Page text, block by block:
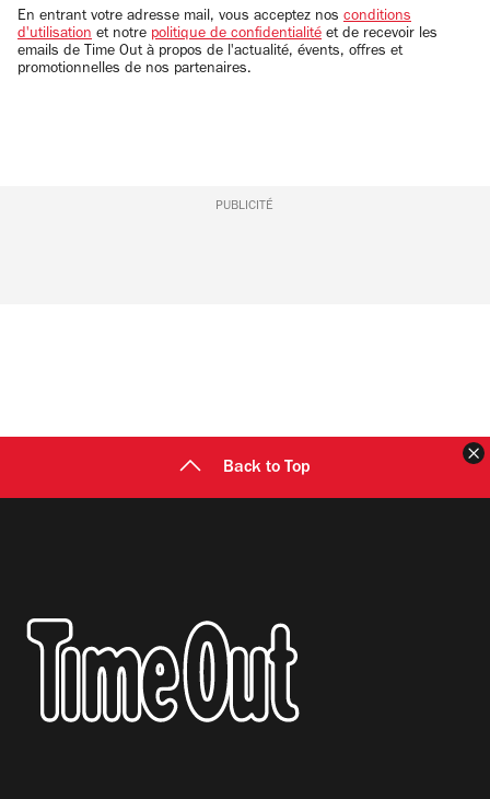
email
En entrant votre adresse mail, vous acceptez nos conditions
d'utilisation et notre politique de confidentialité et de recevoir les
emails de Time Out à propos de l'actualité, évents, offres et
promotionnelles de nos partenaires.
PUBLICITÉ
Back to Top